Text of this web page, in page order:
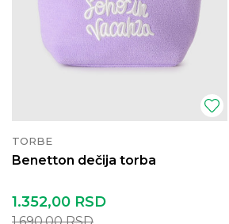
TORBE
Benetton dečija torba
1.352,00 RSD